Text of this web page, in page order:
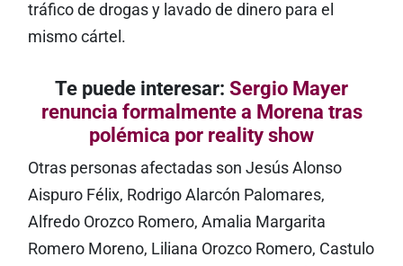
tráfico de drogas y lavado de dinero para el
mismo cártel.
Te puede interesar: Sergio Mayer
renuncia formalmente a Morena tras
polémica por reality show
Otras personas afectadas son Jesús Alonso
Aispuro Félix, Rodrigo Alarcón Palomares,
Alfredo Orozco Romero, Amalia Margarita
Romero Moreno, Liliana Orozco Romero, Castulo